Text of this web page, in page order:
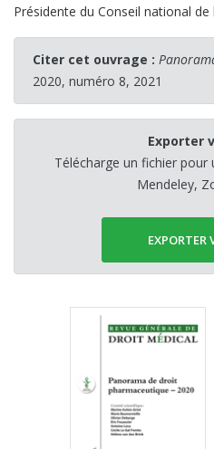
Présidente du Conseil national de
Citer cet ouvrage :
2020, numéro 8, 2021
Exporter
Télécharge un fichier pour
Mendeley,
EXPORTER